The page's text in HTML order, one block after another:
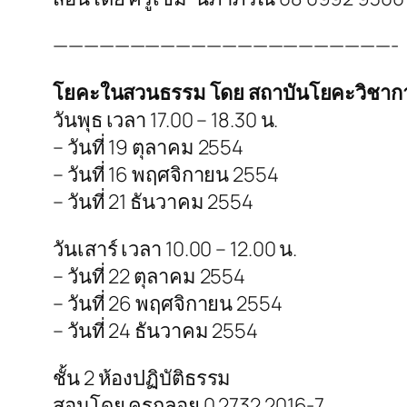
——————————————————————-
โยคะในสวนธรรม โดย สถาบันโยคะวิชาก
วันพุธ เวลา 17.00 – 18.30 น.
– วันที่ 19 ตุลาคม 2554
– วันที่ 16 พฤศจิกายน 2554
– วันที่ 21 ธันวาคม 2554
วันเสาร์ เวลา 10.00 – 12.00 น.
– วันที่ 22 ตุลาคม 2554
– วันที่ 26 พฤศจิกายน 2554
– วันที่ 24 ธันวาคม 2554
ชั้น 2 ห้องปฏิบัติธรรม